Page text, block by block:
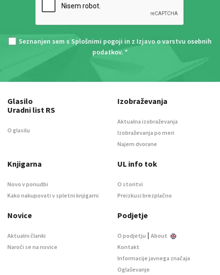
Seznanjen sem s Splošnimi pogoji in z Izjavo o varstvu osebnih
podatkov. *
Glasilo
Uradni list RS
O glasilu
Izobraževanja
Aktualna izobraževanja
Izobraževanja po meri
Najem dvorane
Knjigarna
Novo v ponudbi
Kako nakupovati v spletni knjigarni
UL info tok
O storitvi
Preizkusi brezplačno
Novice
Aktualni članki
Naroči se na novice
Podjetje
O podjetju | About
Kontakt
Informacije javnega značaja
Oglaševanje